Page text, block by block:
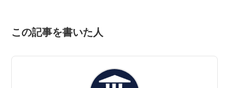
この記事を書いた人